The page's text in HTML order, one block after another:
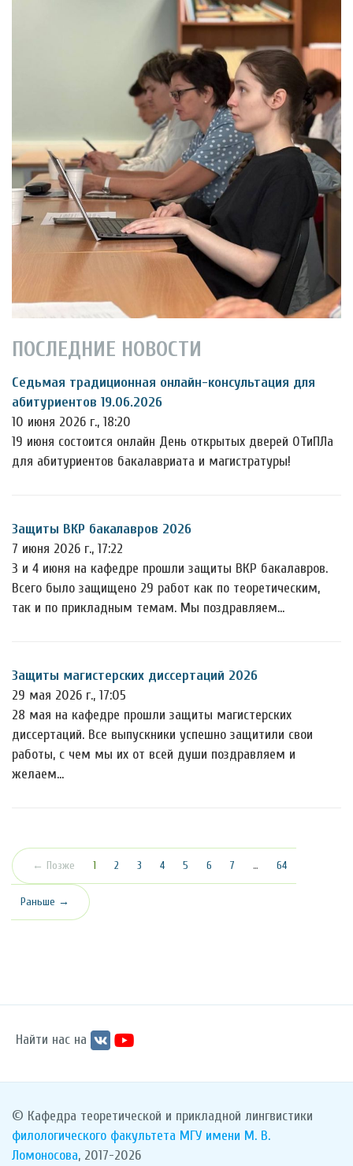
ПОСЛЕДНИЕ НОВОСТИ
Седьмая традиционная онлайн-консультация для
абитуриентов 19.06.2026
10 июня 2026 г., 18:20
19 июня состоится онлайн День открытых дверей ОТиПЛа
для абитуриентов бакалавриата и магистратуры!
Защиты ВКР бакалавров 2026
7 июня 2026 г., 17:22
3 и 4 июня на кафедре прошли защиты ВКР бакалавров.
Всего было защищено 29 работ как по теоретическим,
так и по прикладным темам. Мы поздравляем…
Защиты магистерских диссертаций 2026
29 мая 2026 г., 17:05
28 мая на кафедре прошли защиты магистерских
диссертаций. Все выпускники успешно защитили свои
работы, с чем мы их от всей души поздравляем и
желаем…
← Позже 1 (текущая)
2 3 4 5 6 7 … 64
Раньше →
Найти нас на
© Кафедра теоретической и прикладной лингвистики
филологического факультета МГУ имени М. В.
Ломоносова, 2017-2026